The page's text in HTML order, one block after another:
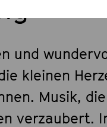
und
kleinen
Musik,
verzaubert.